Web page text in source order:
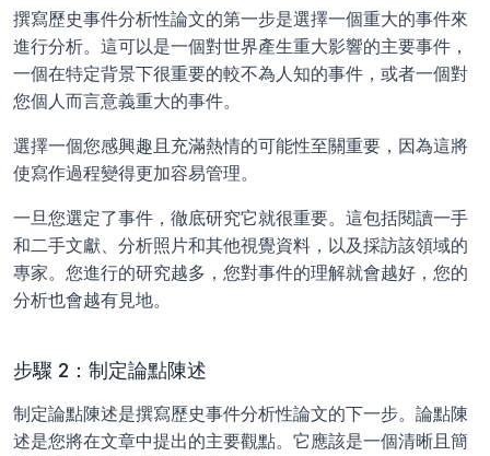
撰寫歷史事件分析性論文的第一步是選擇一個重大的事件來
進行分析。這可以是一個對世界產生重大影響的主要事件，
一個在特定背景下很重要的較不為人知的事件，或者一個對
您個人而言意義重大的事件。
選擇一個您感興趣且充滿熱情的可能性至關重要，因為這將
使寫作過程變得更加容易管理。
一旦您選定了事件，徹底研究它就很重要。這包括閱讀一手
和二手文獻、分析照片和其他視覺資料，以及採訪該領域的
專家。您進行的研究越多，您對事件的理解就會越好，您的
分析也會越有見地。
步驟 2：制定論點陳述
制定論點陳述是撰寫歷史事件分析性論文的下一步。論點陳
述是您將在文章中提出的主要觀點。它應該是一個清晰且簡